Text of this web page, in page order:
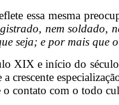
essa mesma
nem soldado,
seja; e por mais que
XIX e início do
crescente
o contato com o todo